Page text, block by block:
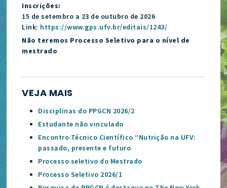
Inscrições:
15 de setembro a 23 de outubro de 2026
Link: https://www.gps.ufv.br/editais/1243/
Não teremos Processo Seletivo para o nível de
mestrado
VEJA MAIS
Disciplinas do PPGCN 2026/2
Estudante não vinculado
Encontro Técnico Científico “Nutrição na UFV:
passado, presente e futuro
Processo seletivo do Mestrado
Processo Seletivo 2026/1